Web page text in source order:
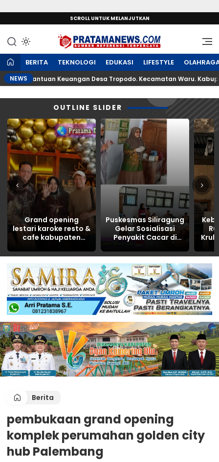
SCROLL UNTUK MELANJUTKAN
PratamaNews.com
Sumber Referensi Terpercaya
BERITA TEKNOLOGI EDUKASI LIFESTYLE
NEWS
Bantuan Keuangan Desa Tropodo. Kecamatan Waru.
OUTLINE SLIDER
Grand opening
lestari karoke resto &
cafe kabupaten
2026
Puskesmas Siliragung
Gelar Sosialisasi
Penyakit Cacar di
Berita
pembukaan grand opening
komplek perumahan golden city
hub Palembang